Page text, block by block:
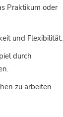
Praktikum oder
und Flexibilität.
durch
zu arbeiten